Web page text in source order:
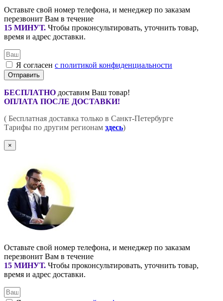
Оставьте свой номер телефона, и менеджер по заказам
перезвонит Вам в течение
15 МИНУТ. Чтобы проконсультировать, уточнить товар,
время и адрес доставки.
Я согласен с политикой конфиденциальности
Отправить
БЕСПЛАТНО доставим Ваш товар!
ОПЛАТА ПОСЛЕ ДОСТАВКИ!
( Бесплатная доставка только в Санкт-Петербурге
Тарифы по другим регионам здесь)
×
Оставьте свой номер телефона, и менеджер по заказам
перезвонит Вам в течение
15 МИНУТ. Чтобы проконсультировать, уточнить товар,
время и адрес доставки.